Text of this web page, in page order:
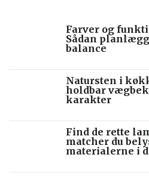
Farver og
Sådan
balance
Natursten i
holdbar
karakter
Find de rette
matcher du
materialerne i